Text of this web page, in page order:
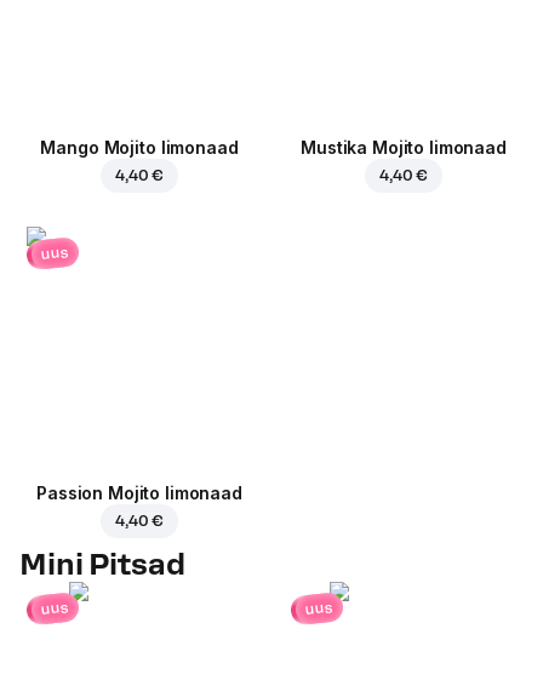
Mango Mojito limonaad
4,40 €
Mustika Mojito limonaad
4,40 €
uus
Passion Mojito limonaad
4,40 €
Mini Pitsad
uus uus